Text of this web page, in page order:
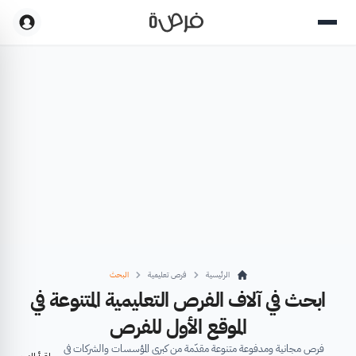
الرئيسية فرص تعليمية البحث
ابحث في آلاف الفرص التعليمية المتنوعة في
الموقع الأول للفرص
فرص مجانية ومدفوعة متنوعة مقدّمة من كبرى المؤسسات والشركات في